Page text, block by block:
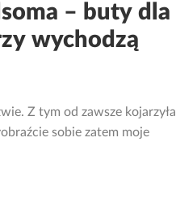
– buty dla
wychodzą
Z tym od zawsze
sobie zatem moje